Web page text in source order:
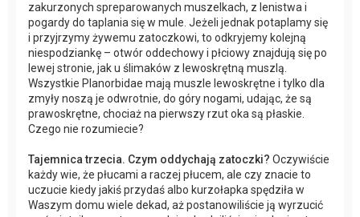
zakurzonych spreparowanych muszelkach, z lenistwa i
pogardy do taplania się w mule. Jeżeli jednak potaplamy się
i przyjrzymy żywemu zatoczkowi, to odkryjemy kolejną
niespodziankę – otwór oddechowy i płciowy znajdują się po
lewej stronie, jak u ślimaków z lewoskrętną muszlą.
Wszystkie Planorbidae mają muszle lewoskrętne i tylko dla
zmyły noszą je odwrotnie, do góry nogami, udając, że są
prawoskrętne, chociaż na pierwszy rzut oka są płaskie.
Czego nie rozumiecie?
Tajemnica trzecia. Czym oddychają zatoczki? Oczywiście
każdy wie, że płucami a raczej płucem, ale czy znacie to
uczucie kiedy jakiś przydaś albo kurzołapka spędziła w
Waszym domu wiele dekad, aż postanowiliście ją wyrzucić